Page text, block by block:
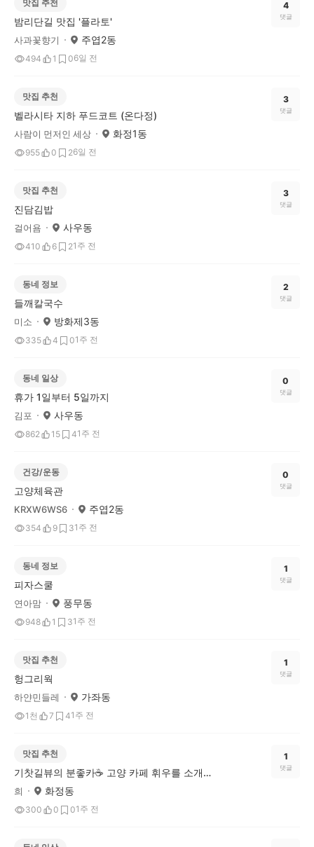
맛집 추천
밤리단길 맛집 '플라토'
사과꽃향기 주엽2동
494 1 06일 전
4
댓글
맛집 추천
벨라시타 지하 푸드코트 (온다정)
사람이 먼저인 세상 화정1동
955 0 26일 전
3
댓글
맛집 추천
진담김밥
걸어욤 사우동
410 6 21주 전
3
댓글
동네 정보
들깨칼국수
미소 방화제3동
335 4 01주 전
2
댓글
동네 일상
휴가 1일부터 5일까지
김포 사우동
862 15 41주 전
0
댓글
건강/운동
고양체육관
KRXW6WS6 주엽2동
354 9 31주 전
0
댓글
동네 정보
피자스쿨
연아맘 풍무동
948 1 31주 전
1
댓글
맛집 추천
헝그리웍
하얀민들레 가좌동
1천 7 41주 전
1
댓글
맛집 추천
기찻길뷰의 분좋카☕ 고양 카페 휘우를 소개합니다.
희 화정동
300 0 01주 전
1
댓글